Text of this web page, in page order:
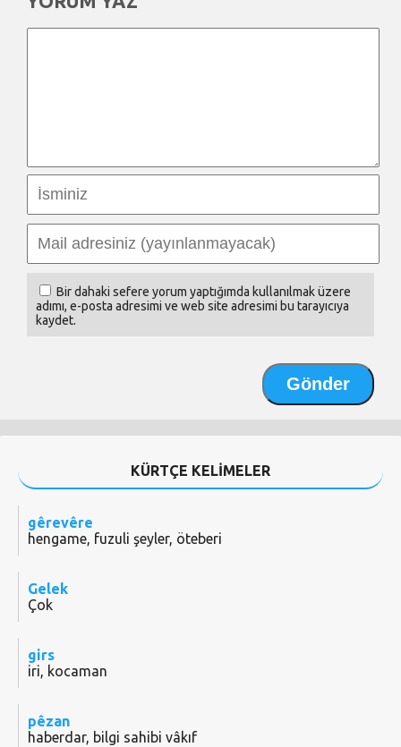
Bir dahaki sefere yorum yaptığımda kullanılmak üzere
adımı, e-posta adresimi ve web site adresimi bu tarayıcıya
kaydet.
KÜRTÇE KELİMELER
gêrevêre
hengame, fuzuli şeyler, öteberi
Gelek
Çok
girs
iri, kocaman
pêzan
haberdar, bilgi sahibi vâkıf